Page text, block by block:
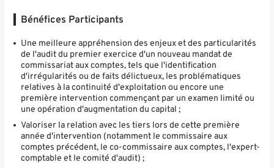
Bénéfices Participants
Une meilleure appréhension des enjeux et des particularités
de l'audit du premier exercice d'un nouveau mandat de
commissariat aux comptes, tels que l'identification
d'irrégularités ou de faits délictueux, les problématiques
relatives à la continuité d'exploitation ou encore une
première intervention commençant par un examen limité ou
une opération d'augmentation du capital ;
Valoriser la relation avec les tiers lors de cette première
année d'intervention (notamment le commissaire aux
comptes précédent, le co-commissaire aux comptes, l'expert-
comptable et le comité d'audit) ;